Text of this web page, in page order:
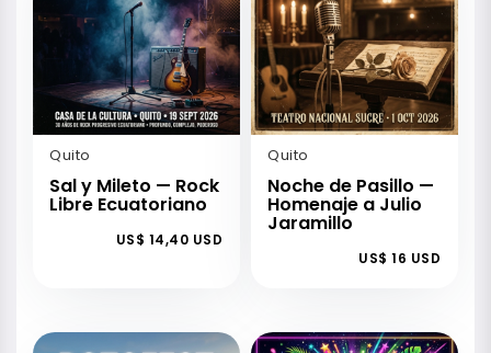
Quito
Sal y Mileto — Rock
Libre Ecuatoriano
US$ 14,40 USD
Quito
Noche de Pasillo —
Homenaje a Julio
Jaramillo
US$ 16 USD